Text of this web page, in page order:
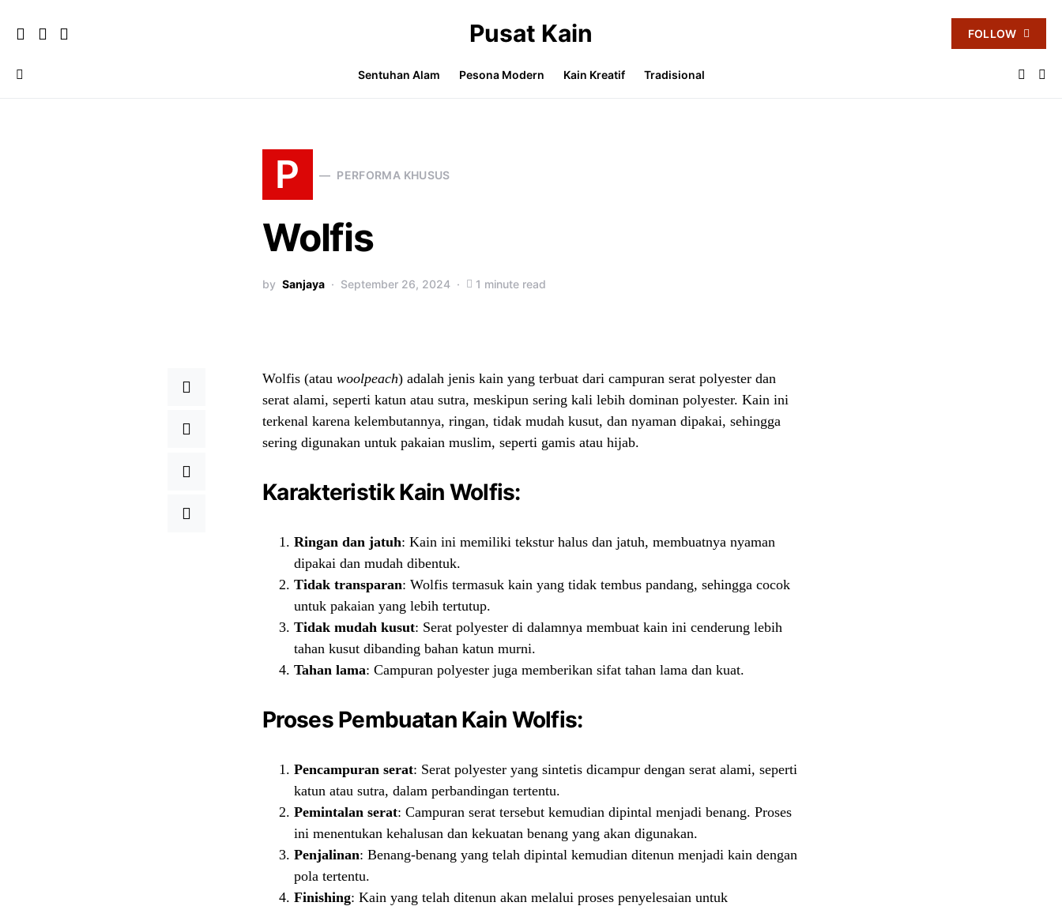
Pusat Kain FOLLOW
Sentuhan Alam Pesona Modern Kain Kreatif Tradisional
P PERFORMA KHUSUS
Wolfis
by Sanjaya September 26, 2024 1 minute read
Wolfis (atau woolpeach) adalah jenis kain yang terbuat dari campuran serat polyester dan
serat alami, seperti katun atau sutra, meskipun sering kali lebih dominan polyester. Kain ini
terkenal karena kelembutannya, ringan, tidak mudah kusut, dan nyaman dipakai, sehingga
sering digunakan untuk pakaian muslim, seperti gamis atau hijab.
Karakteristik Kain Wolfis:
Ringan dan jatuh: Kain ini memiliki tekstur halus dan jatuh, membuatnya nyaman
dipakai dan mudah dibentuk.
Tidak transparan: Wolfis termasuk kain yang tidak tembus pandang, sehingga cocok
untuk pakaian yang lebih tertutup.
Tidak mudah kusut: Serat polyester di dalamnya membuat kain ini cenderung lebih
tahan kusut dibanding bahan katun murni.
Tahan lama: Campuran polyester juga memberikan sifat tahan lama dan kuat.
Proses Pembuatan Kain Wolfis:
Pencampuran serat: Serat polyester yang sintetis dicampur dengan serat alami, seperti
katun atau sutra, dalam perbandingan tertentu.
Pemintalan serat: Campuran serat tersebut kemudian dipintal menjadi benang. Proses
ini menentukan kehalusan dan kekuatan benang yang akan digunakan.
Penjalinan: Benang-benang yang telah dipintal kemudian ditenun menjadi kain dengan
pola tertentu.
Finishing: Kain yang telah ditenun akan melalui proses penyelesaian untuk